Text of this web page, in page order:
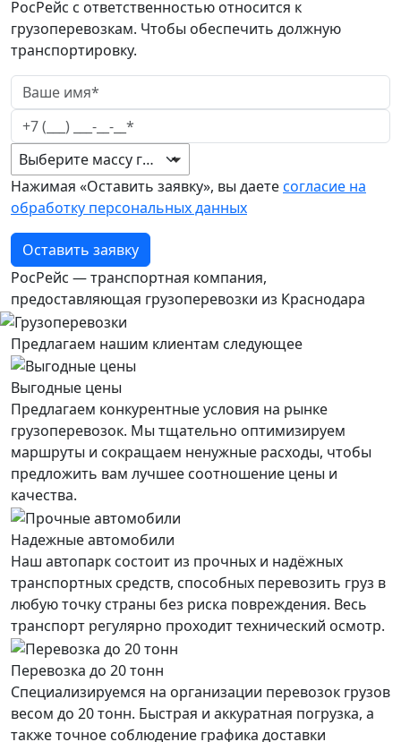
РосРейс с ответственностью относится к
грузоперевозкам. Чтобы обеспечить должную
транспортировку.
Выберите массу груза
Нажимая «Оставить заявку», вы даетесогласие на
обработку персональных данных
Оставить заявку
РосРейс — транспортная компания,
предоставляющая грузоперевозки из Краснодара
Предлагаем нашим клиентам следующее
Выгодные цены
Предлагаем конкурентные условия на рынке
грузоперевозок. Мы тщательно оптимизируем
маршруты и сокращаем ненужные расходы, чтобы
предложить вам лучшее соотношение цены и
качества.
Надежные автомобили
Наш автопарк состоит из прочных и надёжных
транспортных средств, способных перевозить груз в
любую точку страны без риска повреждения. Весь
транспорт регулярно проходит технический осмотр.
Перевозка до 20 тонн
Специализируемся на организации перевозок грузов
весом до 20 тонн. Быстрая и аккуратная погрузка, а
также точное соблюдение графика доставки